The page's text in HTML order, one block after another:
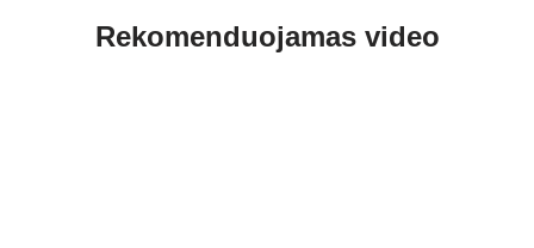
Rekomenduojamas video